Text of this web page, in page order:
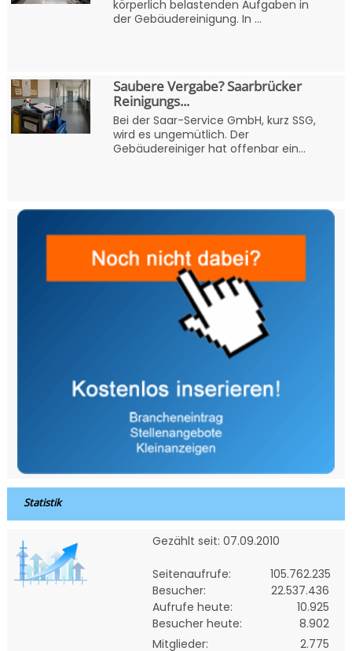
körperlich belastenden Aufgaben in
der Gebäudereinigung. In ...
Saubere Vergabe? Saarbrücker
Reinigungs...
Bei der Saar-Service GmbH, kurz SSG,
wird es ungemütlich. Der
Gebäudereiniger hat offenbar ein...
Statistik
Gezählt seit: 07.09.2010
Seitenaufrufe:
105.762.235
Besucher:
22.537.436
Aufrufe heute:
10.925
Besucher heute:
8.902
Mitglieder:
2.775